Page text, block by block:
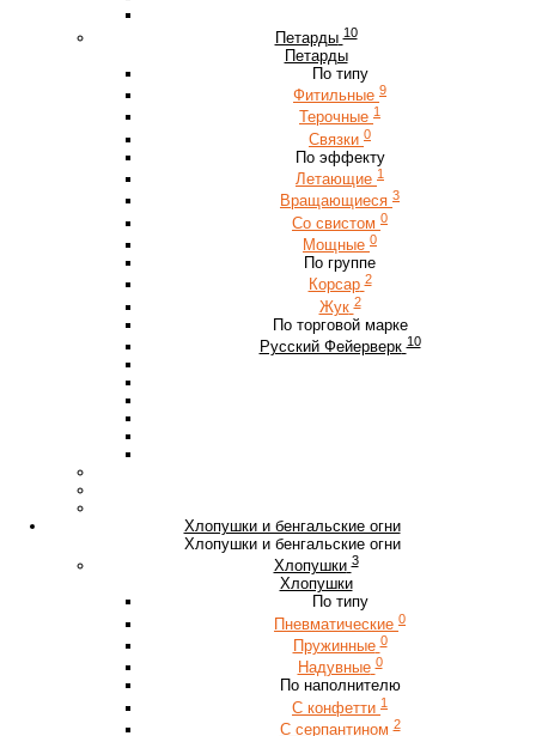
Петарды 10
Петарды
По типу
Фитильные 9
Терочные 1
Связки 0
По эффекту
Летающие 1
Вращающиеся 3
Со свистом 0
Мощные 0
По группе
Корсар 2
Жук 2
По торговой марке
Русский Фейерверк 10
Хлопушки и бенгальские огни
Хлопушки и бенгальские огни
Хлопушки 3
Хлопушки
По типу
Пневматические 0
Пружинные 0
Надувные 0
По наполнителю
С конфетти 1
С серпантином 2